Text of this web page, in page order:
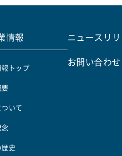
情報
トップ
いて
史
ニュースリ
お問い合わせ